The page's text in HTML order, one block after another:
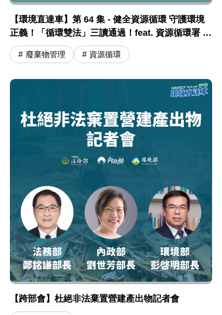
【環境直達車】第 64 集 - 健全資源循環 守護環境
正義！「循環雙法」三讀通過！feat. 資源循環署 蔣
震彥組長
廢棄物管理 資源循環
【跨部會】杜絕非法棄置營建產出物記者會